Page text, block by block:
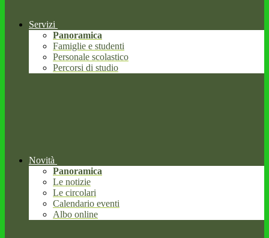
Servizi
Panoramica
Famiglie e studenti
Personale scolastico
Percorsi di studio
Novità
Panoramica
Le notizie
Le circolari
Calendario eventi
Albo online